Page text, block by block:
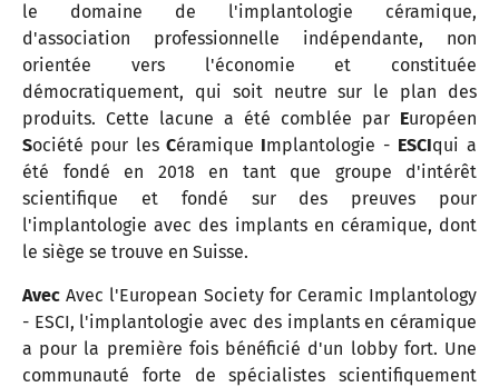
le domaine de l'implantologie céramique,
d'association professionnelle indépendante, non
orientée vers l'économie et constituée
démocratiquement, qui soit neutre sur le plan des
produits. Cette lacune a été comblée par Européen
Société pour les Céramique Implantologie - ESCIqui a
été fondé en 2018 en tant que groupe d'intérêt
scientifique et fondé sur des preuves pour
l'implantologie avec des implants en céramique, dont
le siège se trouve en Suisse.
Avec Avec l'European Society for Ceramic Implantology
- ESCI, l'implantologie avec des implants en céramique
a pour la première fois bénéficié d'un lobby fort. Une
communauté forte de spécialistes scientifiquement